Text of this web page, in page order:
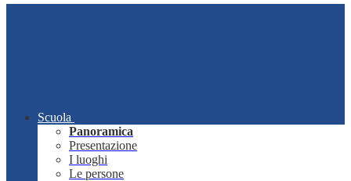
Scuola
Panoramica
Presentazione
I luoghi
Le persone